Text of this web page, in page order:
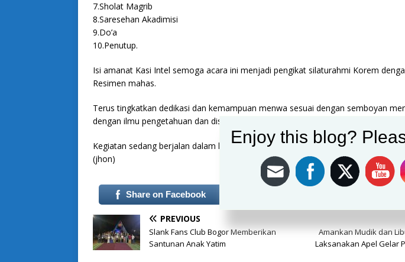
7.Sholat Magrib
8.Saresehan Akadimisi
9.Do’a
10.Penutup.
Isi amanat Kasi Intel semoga acara ini menjadi pengikat silaturahmi Korem
Resimen mahas.
Terus tingkatkan dedikasi dan kemampuan menwa sesuai dengan semboyan
dengan ilmu pengetahuan dan disiplin keprajuritan .
Kegiatan sedang berjalan dalam keadaan aman.
(jhon)
Share on Facebook
PREVIOUS
Slank Fans Club Bogor Memberikan
Santunan Anak Yatim
Amankan Mudik dan
Laksanakan Apel Gelar
Enjoy this blog?